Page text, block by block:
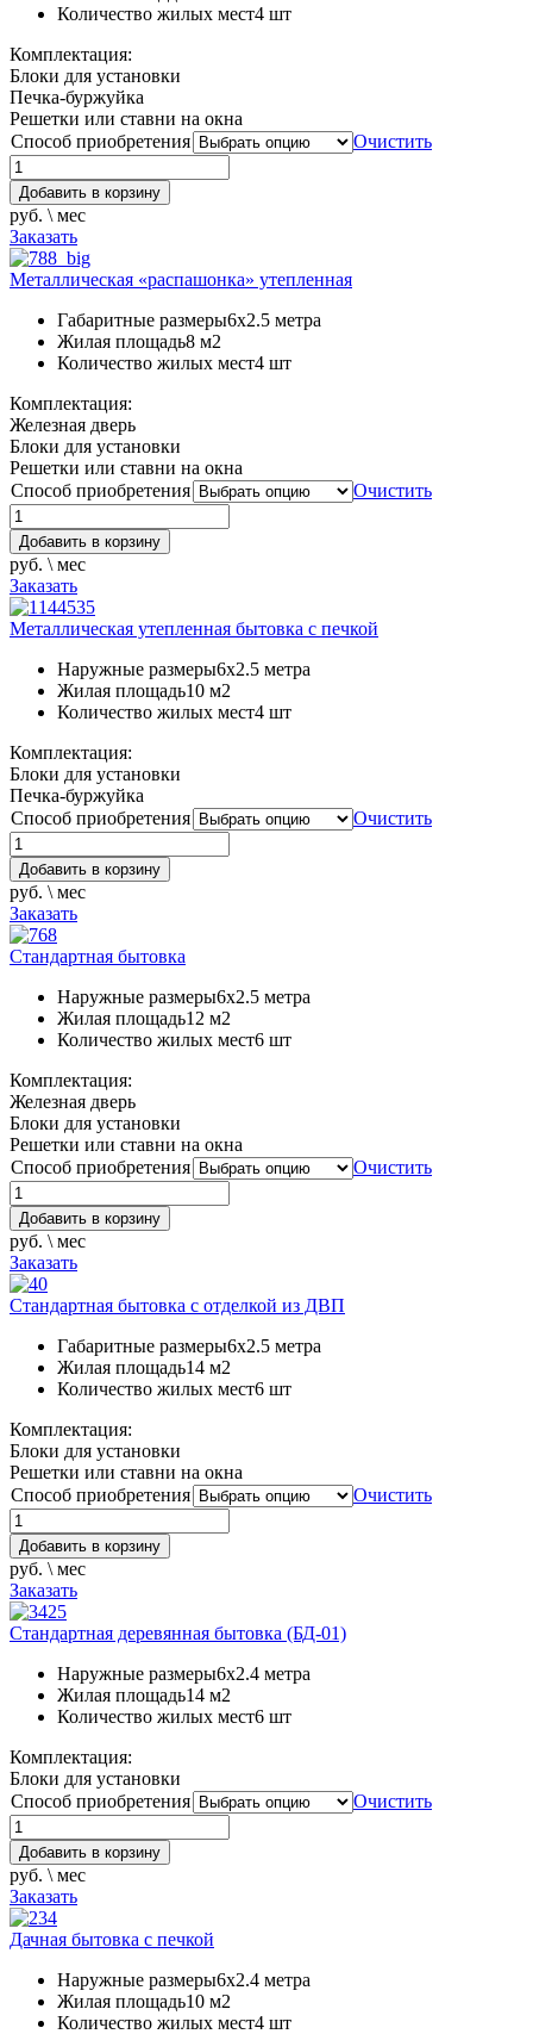
Количество жилых мест4 шт
Комплектация:
Блоки для установки
Печка-буржуйка
Решетки или ставни на окна
Способ приобретения
Очистить
Добавить в корзину
руб. \ мес
Заказать
Металлическая «распашонка» утепленная
Габаритные размеры6х2.5 метра
Жилая площадь8 м2
Количество жилых мест4 шт
Комплектация:
Железная дверь
Блоки для установки
Решетки или ставни на окна
Способ приобретения
Очистить
Добавить в корзину
руб. \ мес
Заказать
Металлическая утепленная бытовка с печкой
Наружные размеры6х2.5 метра
Жилая площадь10 м2
Количество жилых мест4 шт
Комплектация:
Блоки для установки
Печка-буржуйка
Способ приобретения
Очистить
Добавить в корзину
руб. \ мес
Заказать
Стандартная бытовка
Наружные размеры6х2.5 метра
Жилая площадь12 м2
Количество жилых мест6 шт
Комплектация:
Железная дверь
Блоки для установки
Решетки или ставни на окна
Способ приобретения
Очистить
Добавить в корзину
руб. \ мес
Заказать
Стандартная бытовка с отделкой из ДВП
Габаритные размеры6х2.5 метра
Жилая площадь14 м2
Количество жилых мест6 шт
Комплектация:
Блоки для установки
Решетки или ставни на окна
Способ приобретения
Очистить
Добавить в корзину
руб. \ мес
Заказать
Стандартная деревянная бытовка (БД-01)
Наружные размеры6х2.4 метра
Жилая площадь14 м2
Количество жилых мест6 шт
Комплектация:
Блоки для установки
Способ приобретения
Очистить
Добавить в корзину
руб. \ мес
Заказать
Дачная бытовка с печкой
Наружные размеры6х2.4 метра
Жилая площадь10 м2
Количество жилых мест4 шт